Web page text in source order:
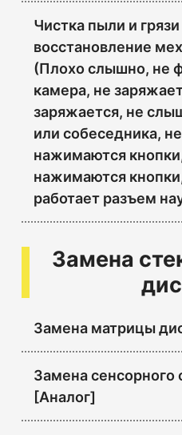
Чистка пыли и грязи
восстановление
(Плохо слышно, не
камера, не
заряжается, не
или собеседника, не
нажимаются
нажимаются
работает разъем
Замена
Замена матрицы
Замена сенсорного
[Аналог]